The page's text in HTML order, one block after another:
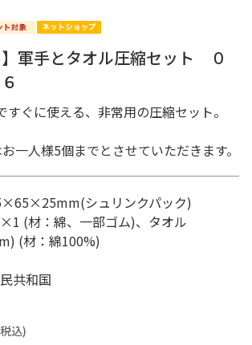
】軍手とタオル圧縮セット ０
すぐに使える、非常用の圧縮セット。
一人様5個までとさせていただきます。
シュリンクパック)
(材：綿、一部ゴム)、タオル
(材：綿100%)
共和国
込)